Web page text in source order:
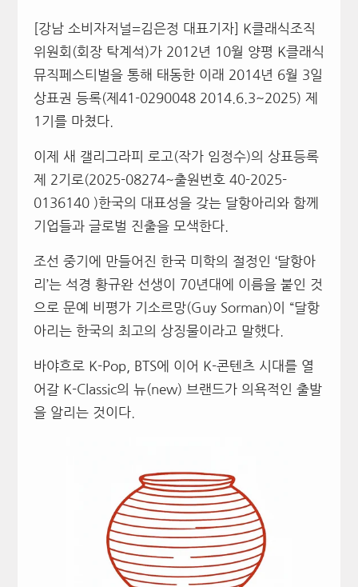
[강남 소비자저널=김은정 대표기자] K클래식조직
위원회(회장 탁계석)가 2012년 10월 양평 K클래식
뮤직페스티벌을 통해 태동한 이래 2014년 6월 3일
상표권 등록(제41-0290048 2014.6.3~2025) 제
1기를 마쳤다.
이제 새 갤리그라피 로고(작가 임정수)의 상표등록
제 2기로(2025-08274~출원번호 40-2025-
0136140 )한국의 대표성을 갖는 달항아리와 함께
기업들과 글로벌 진출을 모색한다.
조선 중기에 만들어진 한국 미학의 절정인 ‘달항아
리’는 석경 황규완 선생이 70년대에 이름을 붙인 것
으로 문예 비평가 기소르망(Guy Sorman)이 “달항
아리는 한국의 최고의 상징물이라고 말했다.
바야흐로 K-Pop, BTS에 이어 K-콘텐츠 시대를 열
어갈 K-Classic의 뉴(new) 브랜드가 의욕적인 출발
을 알리는 것이다.